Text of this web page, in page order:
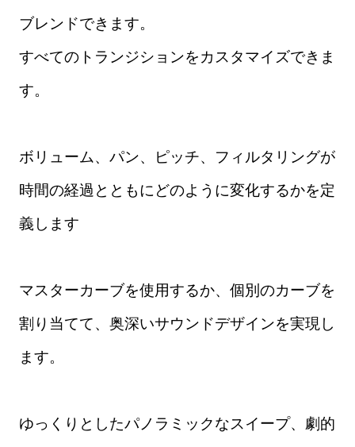
ブレンドできます。
すべてのトランジションをカスタマイズできま
す。
ボリューム、パン、ピッチ、フィルタリングが
時間の経過とともにどのように変化するかを定
義します
マスターカーブを使用するか、個別のカーブを
割り当てて、奥深いサウンドデザインを実現し
ます。
ゆっくりとしたパノラミックなスイープ、劇的